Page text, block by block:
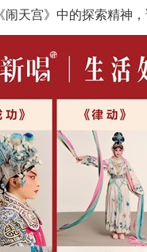
天宫》中的探索精神